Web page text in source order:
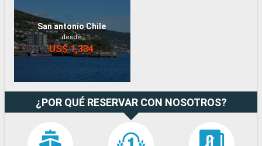
San antonio Chile
desde
US$ 1,334
¿POR QUÉ RESERVAR CON NOSOTROS?